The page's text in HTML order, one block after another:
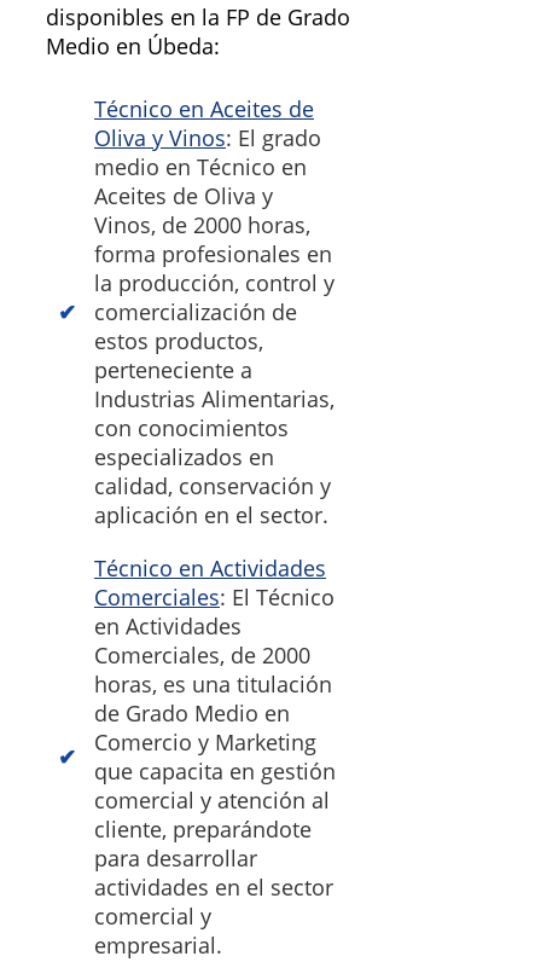
disponibles en la FP de Grado
Medio en Úbeda:
Técnico en Aceites de
Oliva y Vinos: El grado
medio en Técnico en
Aceites de Oliva y
Vinos, de 2000 horas,
forma profesionales en
la producción, control y
comercialización de
estos productos,
perteneciente a
Industrias Alimentarias,
con conocimientos
especializados en
calidad, conservación y
aplicación en el sector.
Técnico en Actividades
Comerciales: El Técnico
en Actividades
Comerciales, de 2000
horas, es una titulación
de Grado Medio en
Comercio y Marketing
que capacita en gestión
comercial y atención al
cliente, preparándote
para desarrollar
actividades en el sector
comercial y
empresarial.